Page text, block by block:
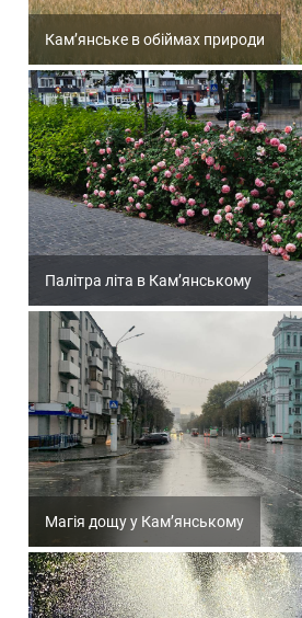
Кам’янське в обіймах природи
Палітра літа в Кам’янському
Магія дощу у Кам’янському